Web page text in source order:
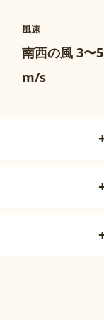
風速
南西の風 3〜5
m/s